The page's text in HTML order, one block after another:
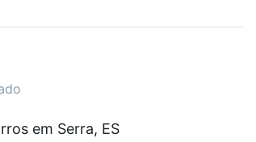
ou área verde e encontrar
em nosso portal quanto custa
em Serra, ES